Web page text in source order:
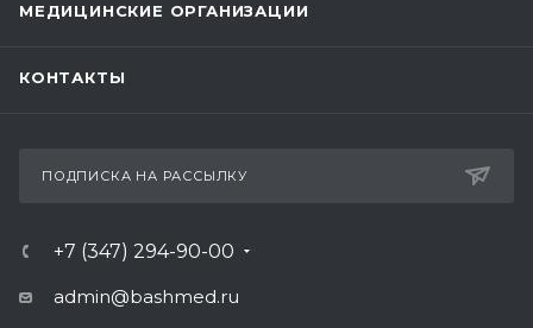
МЕДИЦИНСКИЕ ОРГАНИЗАЦИИ
КОНТАКТЫ
ПОДПИСКА НА РАССЫЛКУ
+7 (347) 294-90-00
admin@bashmed.ru